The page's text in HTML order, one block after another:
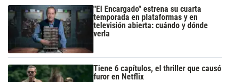
"El Encargado" estrena su cuarta
temporada en plataformas y en
televisión abierta: cuándo y dónde
verla
Tiene 6 capítulos, el thriller que causó
furor en Netflix